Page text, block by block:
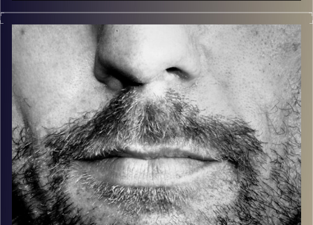
זיפים, מוזיקה מחוספסת של הופעות חיות. הרבה ג'אם, רוק,
בלוז, bluegrass, ג'אז, Fאנק, פרוגרסיב ואפילו אלקטרוניקה.
כל מה שחי, אמיתי ונושם.
עם שמוליק רגב.
קרדיט תמונות: David Goehring